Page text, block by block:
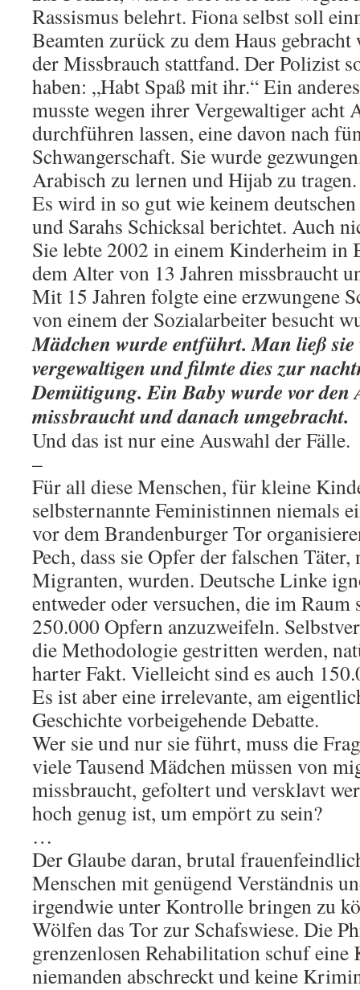
Rassismus belehrt. Fiona selbst soll
Beamten zurück zu dem Haus
der Missbrauch stattfand. Der Polizist
haben: „Habt Spaß mit ihr.“ Ein
musste wegen ihrer Vergewaltiger acht
durchführen lassen, eine davon nach
Schwangerschaft. Sie wurde
Arabisch zu lernen und Hijab zu tragen.
Es wird in so gut wie keinem
und Sarahs Schicksal berichtet. Auch
Sie lebte 2002 in einem Kinderheim in
dem Alter von 13 Jahren missbraucht
Mit 15 Jahren folgte eine erzwungene
von einem der Sozialarbeiter besucht
Mädchen wurde entführt. Man ließ
vergewaltigen und filmte dies zur
Demütigung. Ein Baby wurde vor den
missbraucht und danach umgebracht.
Und das ist nur eine Auswahl der Fälle.
–
Für all diese Menschen, für kleine
selbsternannte Feministinnen niemals
vor dem Brandenburger Tor
Pech, dass sie Opfer der falschen
Migranten, wurden. Deutsche Linke
entweder oder versuchen, die im Raum
250.000 Opfern anzuzweifeln.
die Methodologie gestritten werden,
harter Fakt. Vielleicht sind es auch
Es ist aber eine irrelevante, am
Geschichte vorbeigehende Debatte.
Wer sie und nur sie führt, muss die
viele Tausend Mädchen müssen von
missbraucht, gefoltert und versklavt
hoch genug ist, um empört zu sein?
…
Der Glaube daran, brutal
Menschen mit genügend Verständnis
irgendwie unter Kontrolle bringen zu
Wölfen das Tor zur Schafswiese. Die
grenzenlosen Rehabilitation schuf eine
niemanden abschreckt und keine